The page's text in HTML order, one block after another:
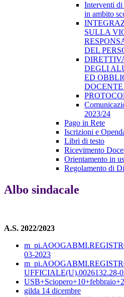
Interventi di
in ambito
SULLA
DEL
DEGLI
ED
DOCENTE
2023/24
Pago in Rete
Iscrizioni e
Libri di testo
Ricevimento
Orientamento in
Regolamento di
Albo sindacale
A.S. 2022/2023
03-2023
UFFICIALE(U).0026132.28-
gilda 14 dicembre